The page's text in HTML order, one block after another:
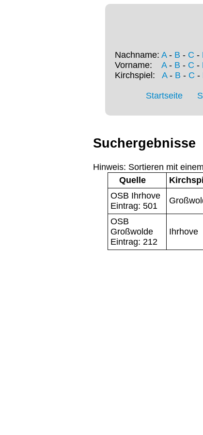
Nachname: A- B - C -
Vorname: A- B - C -
Kirchspiel: A- B - C -
Startseite
Suchergebnisse
Hinweis: Sortieren mit
Quelle
OSB Ihrhove
Eintrag: 501
OSB
Großwolde
Eintrag: 212
Ihrhove